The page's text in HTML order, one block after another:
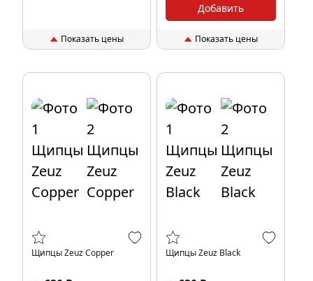
Показать цены
Добавить
Показать цены
Щипцы Zeuz Copper Щипцы Zeuz Black